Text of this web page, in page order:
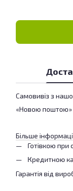
Самовивіз з
«Новою поштою»
Більше
Готівкою при
Кредитною
Гарантія від